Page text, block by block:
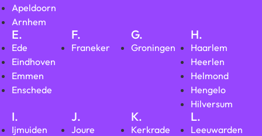
Apeldoorn
Arnhem
E.
Ede
Eindhoven
Emmen
Enschede
F.
Franeker
G.
Groningen
H.
Haarlem
Heerlen
Helmond
Hengelo
Hilversum
I.
Ijmuiden
J.
Joure
K.
Kerkrade
L.
Leeuwarden